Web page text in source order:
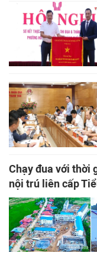
Chạy đua với thời
nội trú liên cấp